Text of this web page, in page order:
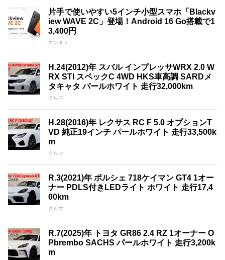
片手で使いやすい5インチ小型スマホ「Blackv
iew WAVE 2C」登場！Android 16 Go搭載で1
3,400円
エンタメ
H.24(2012)年 スバル インプレッサWRX 2.0 W
RX STI スペックC 4WD HKS車高調 SARDメ
タキャタ パールホワイト 走行32,000km
クルマ
H.28(2016)年 レクサス RC F 5.0 オプションT
VD 純正19インチ パールホワイト 走行33,500k
m
クルマ
R.3(2021)年 ポルシェ 718ケイマン GT4 1オー
ナー PDLS付きLEDライト ホワイト 走行17,4
00km
クルマ
R.7(2025)年 トヨタ GR86 2.4 RZ 1オーナー O
Pbrembo SACHS パールホワイト 走行3,200k
m